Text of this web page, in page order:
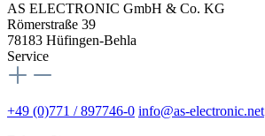
AS ELECTRONIC GmbH & Co. KG
Römerstraße 39
78183 Hüfingen-Behla
Service
+49 (0)771 / 897746-0 info@as-electronic.net